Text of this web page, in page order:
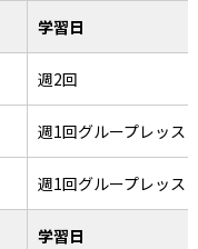
学習日
週2回
週1回グループレッス
週1回グループレッス
学習日